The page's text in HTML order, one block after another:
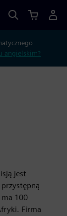
angielskim?
jest
100
Firma